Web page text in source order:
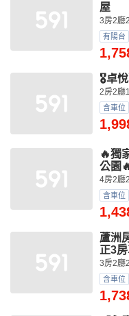
屋
3房2廳
有陽台
🎖️卓
2房2廳
含車位
🔥獨
公園
4房2廳
含車位
蘆洲
正3
3房2廳
含車位